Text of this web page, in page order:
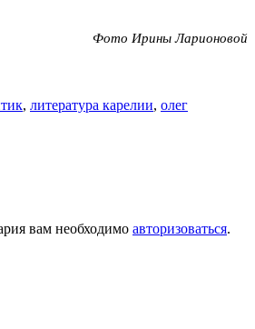
Фото Ирины Ларионовой
, литература карелии, олег
вам необходимо авторизоваться.